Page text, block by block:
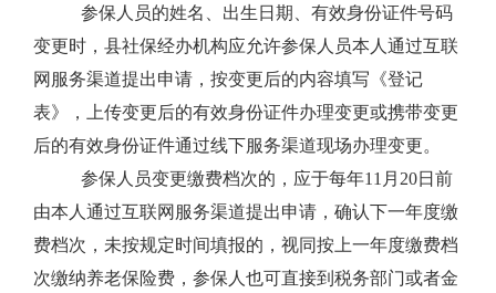
参保人员的姓名、出生日期、有效身份证件号码
变更时，县社保经办机构应允许参保人员本人通过互联
网服务渠道提出申请，按变更后的内容填写《登记
表》，上传变更后的有效身份证件办理变更或携带变更
后的有效身份证件通过线下服务渠道现场办理变更。
参保人员变更缴费档次的，应于每年11 月 20日前
由本人通过互联网服务渠道提出申请，确认下一年度缴
费档次，未按规定时间填报的，视同按上一年度缴费档
次缴纳养老保险费，参保人也可直接到税务部门或者金